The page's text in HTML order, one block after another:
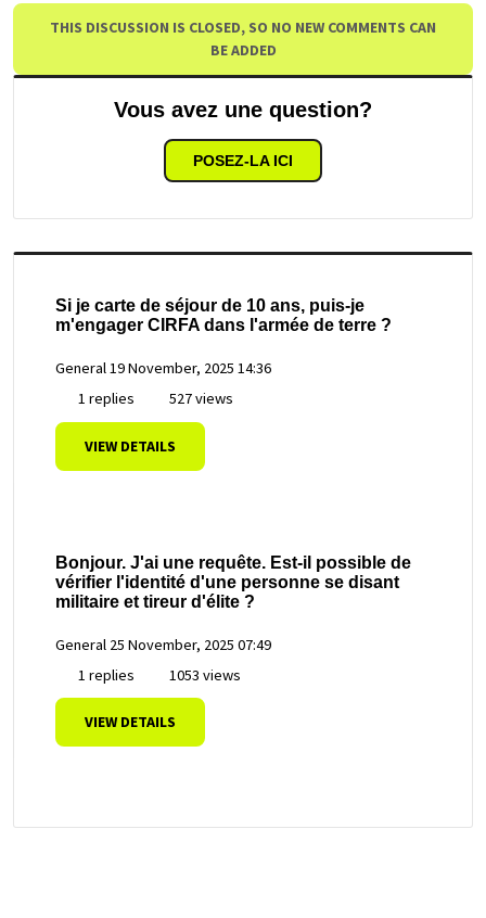
THIS DISCUSSION IS CLOSED, SO NO NEW COMMENTS CAN
BE ADDED
Vous avez une question?
POSEZ-LA ICI
Si je carte de séjour de 10 ans, puis-je
m'engager CIRFA dans l'armée de terre ?
General19 November, 2025 14:36
1 replies
527 views
VIEW DETAILS
Bonjour. J'ai une requête. Est-il possible de
vérifier l'identité d'une personne se disant
militaire et tireur d'élite ?
General 25 November, 2025 07:49
1 replies
1053 views
VIEW DETAILS